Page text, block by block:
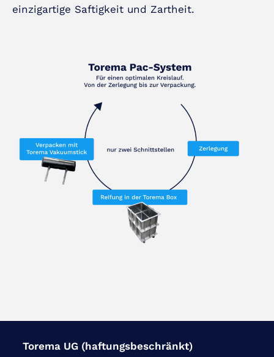
einzigartige Saftigkeit und Zartheit.
Torema UG (haftungsbeschränkt)